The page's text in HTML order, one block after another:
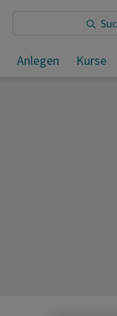
Anlegen Kurse